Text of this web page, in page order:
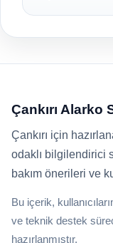
Çankırı Alarko
Çankırı için
odaklı bilgilendirici
bakım önerileri ve
Bu içerik,
ve teknik destek
hazırlanmıştır.